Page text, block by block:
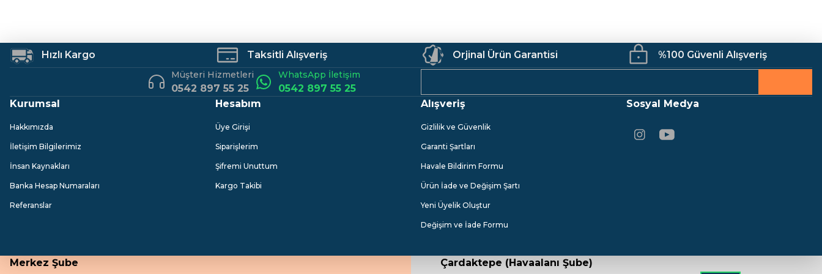
11.250,00 TL
Hızlı Kargo Taksitli Alışveriş Orjinal Ürün Garantisi %100 Güvenli Alışveriş
Müşteri Hizmetleri
0542 897 55 25
WhatsApp İletişim
0542 897 55 25
Kurumsal
Hakkımızda
İletişim Bilgilerimiz
İnsan Kaynakları
Banka Hesap Numaraları
Referanslar
Hesabım
Üye Girişi
Siparişlerim
Şifremi Unuttum
Kargo Takibi
Alışveriş
Gizlilik ve Güvenlik
Garanti Şartları
Havale Bildirim Formu
Ürün İade ve Değişim Şartı
Yeni Üyelik Oluştur
Değişim ve İade Formu
Sosyal Medya
Merkez Şube Çardaktepe (Havaalanı Şube)